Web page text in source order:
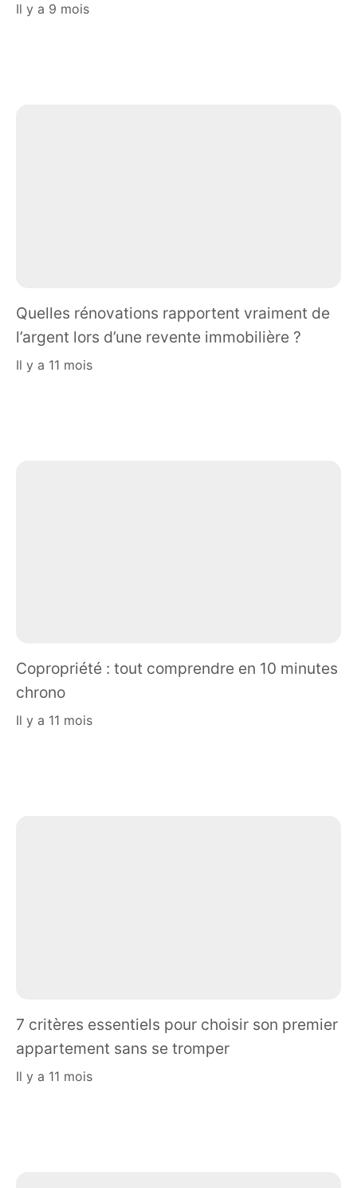
il y a 9 mois
Quelles rénovations rapportent vraiment de
l’argent lors d’une revente immobilière ?
il y a 11 mois
Copropriété : tout comprendre en 10 minutes
chrono
il y a 11 mois
7 critères essentiels pour choisir son premier
appartement sans se tromper
il y a 11 mois